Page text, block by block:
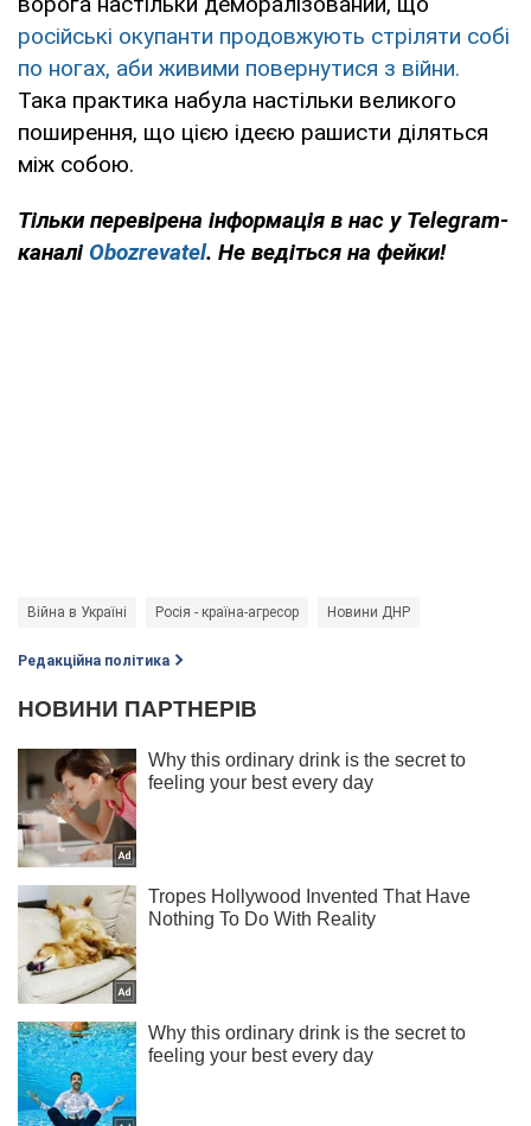
російські окупанти продовжують стріляти собі
по ногах, аби живими повернутися з війни.
Така практика набула настільки великого
поширення, що цією ідеєю рашисти діляться
між собою.
Тільки перевірена інформація в нас у Telegram-
каналі Obozrevatel. Не ведіться на фейки!
Війна в Україні Росія - країна-агресор Новини ДНР
Редакційна політика